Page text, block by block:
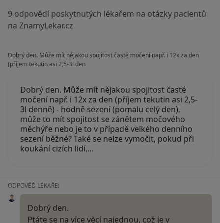
9 odpovědí poskytnutých lékařem na otázky pacientů
na ZnamyLekar.cz
Dobrý den. Může mít nějakou spojitost časté močení např. i 12x za den
(příjem tekutin asi 2,5-3l den
Dobrý den. Může mít nějakou spojitost časté
močení např. i 12x za den (příjem tekutin asi 2,5-
3l denně) - hodně sezení (pomalu celý den),
může to mít spojitost se zánětem močového
měchýře nebo je to v případě velkého denního
sezení běžné? Také se nelze vymočit, pokud při
koukání cizích lidí,…
ODPOVĚĎ LÉKAŘE:
Dobrý den.
Ptáte se na více věcí najednou, což je v